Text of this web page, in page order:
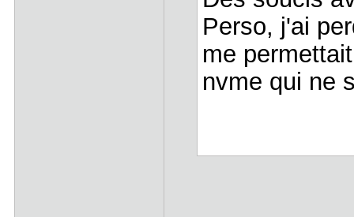
Perso, j'ai
me
nvme qui ne